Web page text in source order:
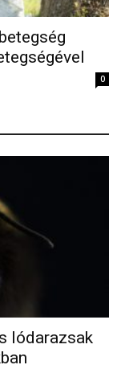
0
lódarazsak